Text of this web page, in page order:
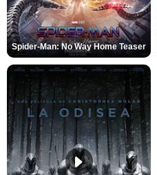
Spider-Man: No Way Home Teaser